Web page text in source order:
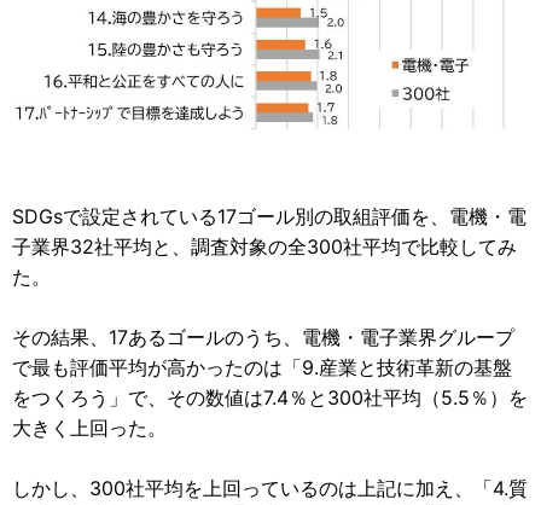
SDGsで設定されている17ゴール別の取組評価を、電機・電
子業界32社平均と、調査対象の全300社平均で比較してみ
た。
その結果、17あるゴールのうち、電機・電子業界グループ
で最も評価平均が高かったのは「9.産業と技術革新の基盤
をつくろう」で、その数値は7.4％と300社平均（5.5％）を
大きく上回った。
しかし、300社平均を上回っているのは上記に加え、「4.質